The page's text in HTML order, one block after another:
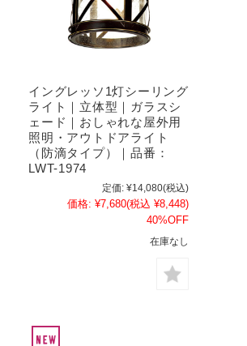
イングレッソ1灯シーリング
ライト｜立体型｜ガラスシ
ェード｜おしゃれな屋外用
照明・アウトドアライト
（防滴タイプ）｜品番：
LWT-1974
定価: ¥14,080(税込)
価格: ¥7,680(税込 ¥8,448)
40%OFF
在庫なし